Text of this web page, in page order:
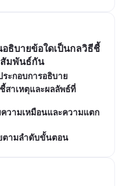
ธิบายข้อใดเป็นกลวิธีชี้
มพันธ์กัน
ระกอบการอธิบาย
สาเหตุและผลลัพธ์ที่
ความเหมือนและความแตก
ตามลำดับขั้นตอน